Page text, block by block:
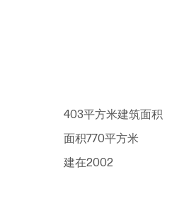
403平方米建筑面积
面积770平方米
建在2002